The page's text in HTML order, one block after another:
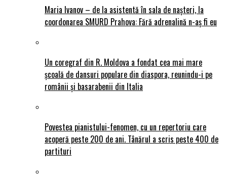
Maria Ivanov – de la asistentă în sala de nașteri, la
coordonarea SMURD Prahova: Fără adrenalină n-aș fi eu
Un coregraf din R. Moldova a fondat cea mai mare
școală de dansuri populare din diaspora, reunindu-i pe
românii și basarabenii din Italia
Povestea pianistului-fenomen, cu un repertoriu care
acoperă peste 200 de ani. Tânărul a scris peste 400 de
partituri